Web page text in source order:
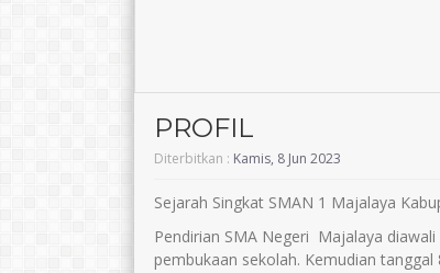
PROFIL
Diterbitkan : Kamis, 8 Jun 2023
Sejarah Singkat SMAN 1 Majalaya
Pendirian SMA Negeri Majalaya
pembukaan sekolah. Kemudian